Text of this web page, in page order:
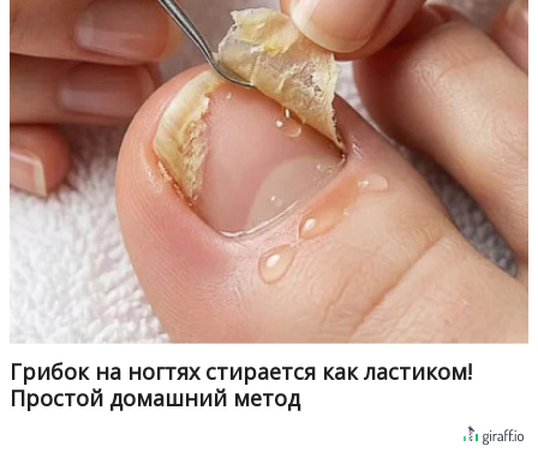
Грибок на ногтях стирается как ластиком!
Простой домашний метод